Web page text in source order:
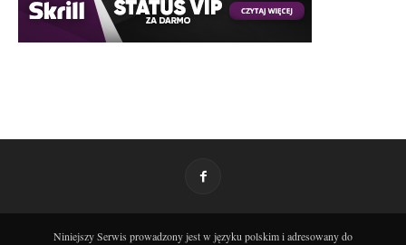
Niniejszy Serwis prowadzony jest w języku polskim i adresowany do